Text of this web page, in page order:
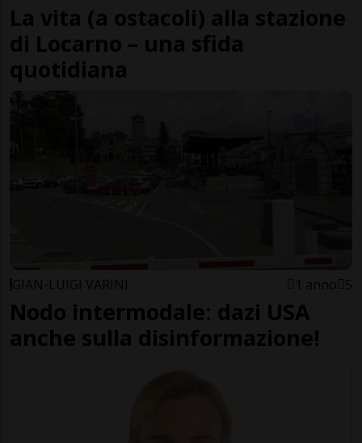
La vita (a ostacoli) alla stazione
di Locarno – una sfida
quotidiana
GIAN-LUIGI VARINI 1 anno 5
Nodo intermodale: dazi USA
anche sulla disinformazione!